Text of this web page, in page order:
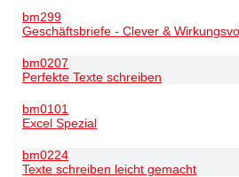
bm299
Geschäftsbriefe - Clever &
bm0207
Perfekte Texte schreiben
bm0101
Excel Spezial
bm0224
Texte schreiben leicht gemacht